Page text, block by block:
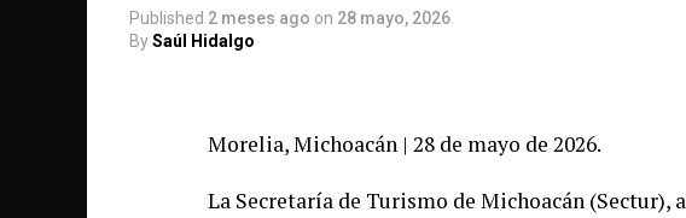
Published 2 meses ago on 28 mayo, 2026
BySaúl Hidalgo
Morelia, Michoacán | 28 de mayo de 2026.
La Secretaría de Turismo de Michoacán (Sectur),